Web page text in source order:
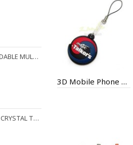
FREELY BENDABLE MULTI-PURPOSE HOOK WITH RANDOM LOCKING FUNCTION
ALUMINUM CRYSTAL TROPHY
3D Mobile Phone Screen Cleaning